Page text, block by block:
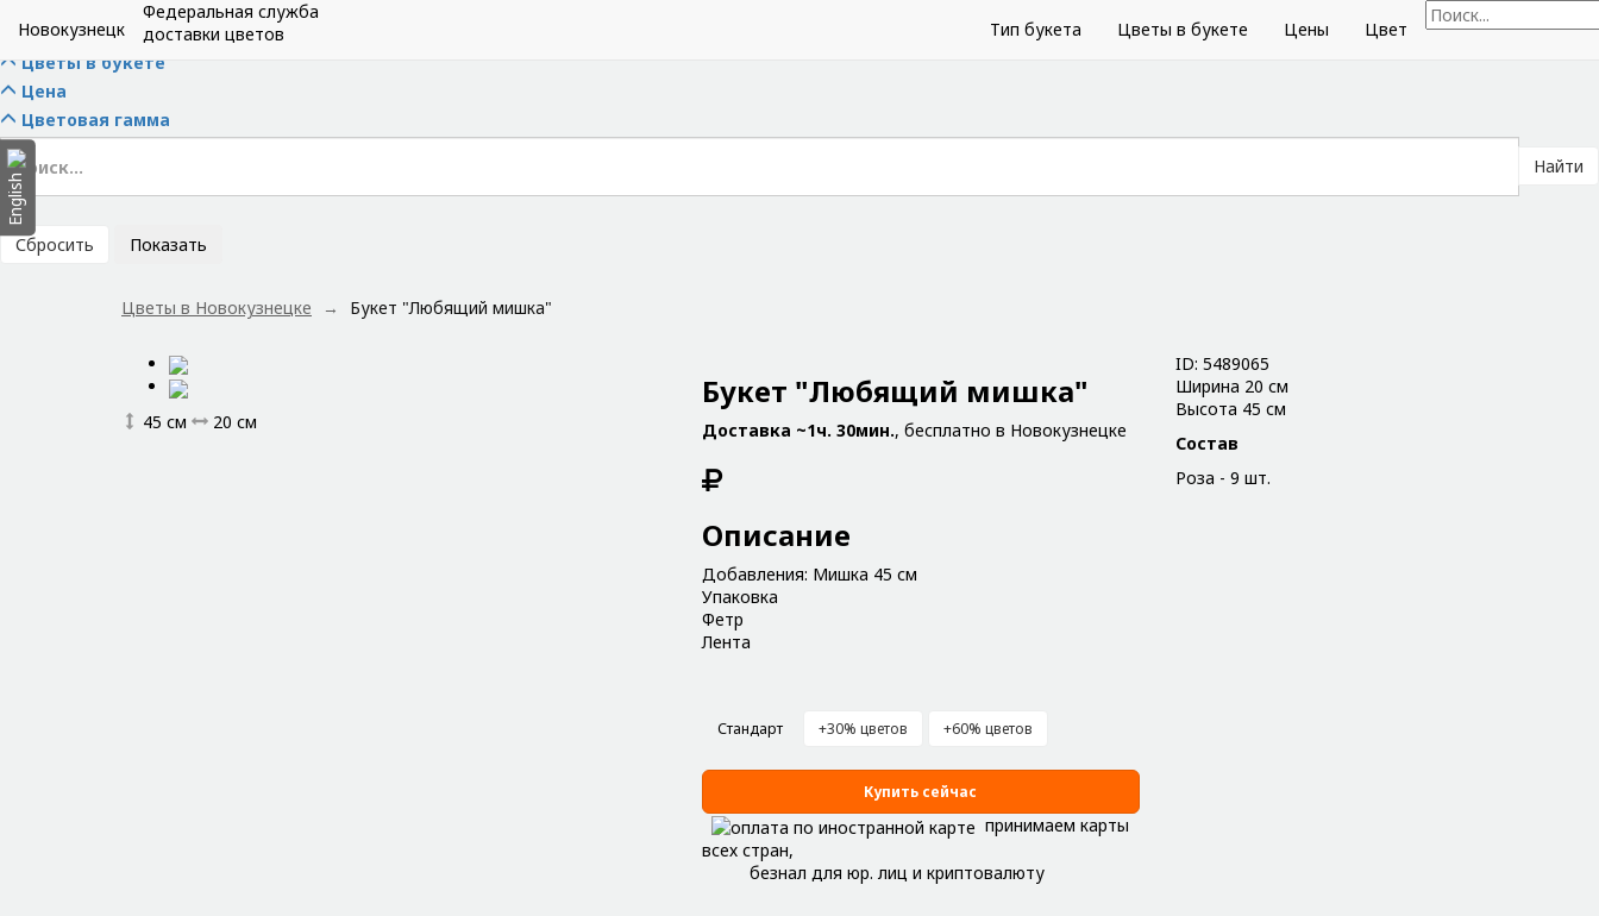
Новокузнецк
Федеральная служба
доставки цветов
Тип букета Цветы в букете Цены Цвет
Скрыть фильтры
Тип букета
Цветы в букете
Цена
Цветовая гамма
Найти
Сбросить Показать
Цветы в Новокузнецке Букет "Любящий мишка"
45 см 20 см
Букет "Любящий мишка"
Доставка ~1ч. 30мин., бесплатно в Новокузнецке
Описание
Добавления: Мишка 45 см
Упаковка
Фетр
Лента
Стандарт +30% цветов +60% цветов
Купить сейчас
принимаем карты
всех стран,
безнал для юр. лиц и криптовалюту
ID: 5489065
Ширина 20 см
Высота 45 см
Состав
Роза - 9 шт.
English